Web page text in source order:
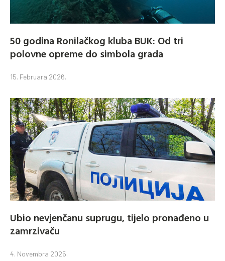
50 godina Ronilačkog kluba BUK: Od tri
polovne opreme do simbola grada
15. Februara 2026.
Ubio nevjenčanu suprugu, tijelo pronađeno u
zamrzivaču
4. Novembra 2025.